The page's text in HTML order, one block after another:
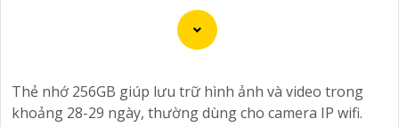
Camera IP WiFi 3MP IMOU IPC-F32FP-PRO
Camera Wi-Fi 2 Mắt PC-S2XEP-10M0S( 5%-35% )
Thẻ nhớ 256GB giúp lưu trữ hình ảnh và video trong
khoảng 28-29 ngày, thường dùng cho camera IP wifi.